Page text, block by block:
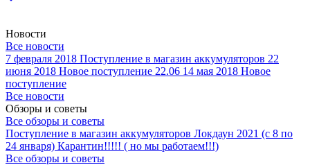
Новости
Все новости
7 февраля 2018 Поступление в магазин аккумуляторов 22
июня 2018 Новое поступление 22.06 14 мая 2018 Новое
поступление
Все новости
Обзоры и советы
Все обзоры и советы
Поступление в магазин аккумуляторов Локдаун 2021 (с 8 по
24 января) Карантин!!!!! ( но мы работаем!!!)
Все обзоры и советы